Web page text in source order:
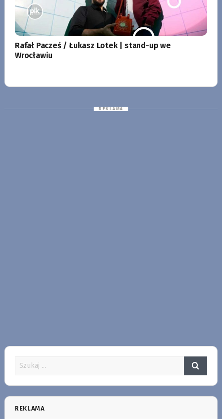
Rafał Pacześ / Łukasz Lotek | stand-up we
Wrocławiu
REKLAMA